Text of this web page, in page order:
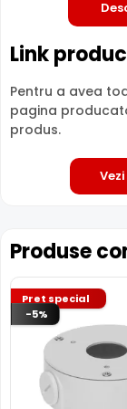
LENTILA FIXA
unghi fix de
instalarii
generala a
oferind un unghi
Link
Pentru a avea
pagina
produs.
Produse
Pret special
-5%